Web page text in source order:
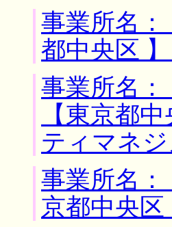
事業所名
都中央区
事業所名
【東京都
ティマネ
事業所名
京都中央